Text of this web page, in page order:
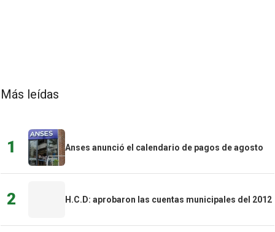
Más leídas
1 Anses anunció el calendario de pagos de agosto
2 H.C.D: aprobaron las cuentas municipales del 2012